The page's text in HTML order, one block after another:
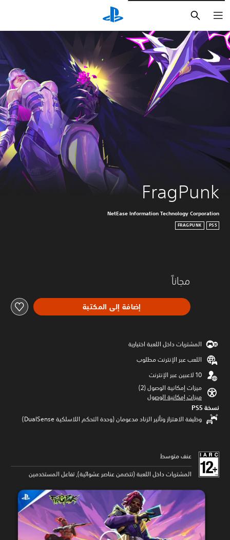
FragPunk
NetEase Information Technology Corporation
PS5
FRAGPUNK
مجاناً
إضافة إلى المكتبة
المشتريات داخل اللعبة اختيارية
اللعب عبر الإنترنت مطلوب
ميزات إمكانية الوصول (2)‏
ميزات إمكانية الوصول
نسخة PS5‏
وظيفة الاهتزاز وتأثير الزناد مدعومان (وحدة التحكم اللاسلكية DualSense‏)
عنف متوسط
المشتريات داخل اللعبة (تتضمن عناصر عشوائية), تفاعل المستخدمين